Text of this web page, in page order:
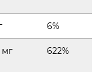
6%
мг 622%